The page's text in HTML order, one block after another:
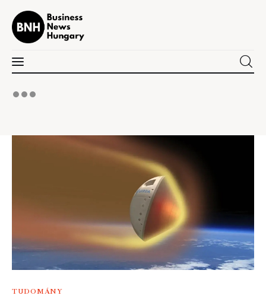
Business News Hungary
Tudomány
TUDOMÁNY